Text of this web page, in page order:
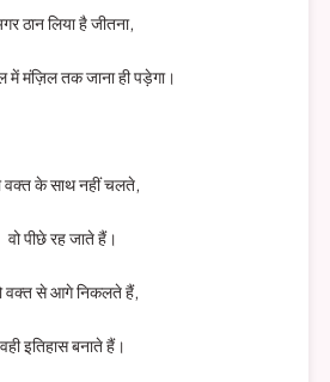
ठान लिया है जीतना,
में मंज़िल तक जाना ही पड़ेगा।
वक्त के साथ नहीं चलते,
वो पीछे रह जाते हैं।
वक्त से आगे निकलते हैं,
वही इतिहास बनाते हैं।